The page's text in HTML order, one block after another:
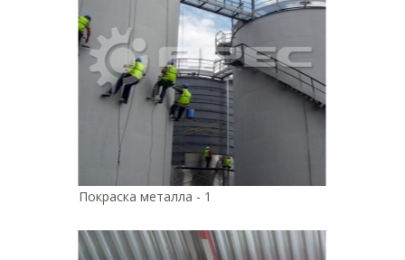
Покраска металла - 1